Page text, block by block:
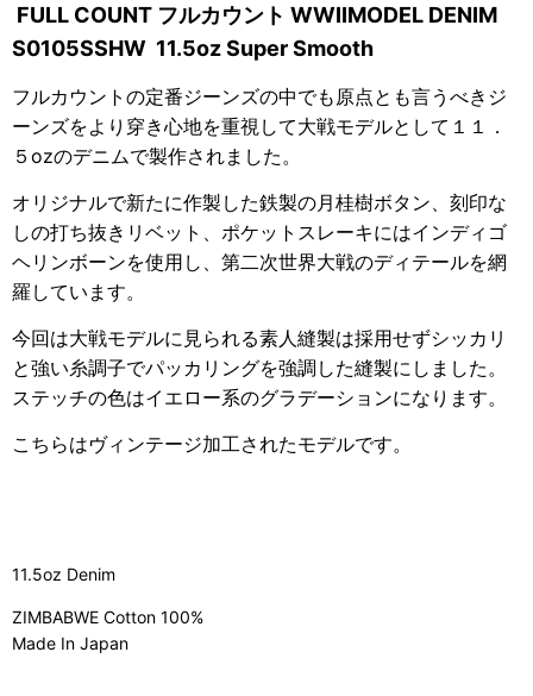
FULL COUNT フルカウント WWIIMODEL DENIM
S0105SSHW 11.5oz Super Smooth
フルカウントの定番ジーンズの中でも原点とも言うべきジ
ーンズをより穿き心地を重視して大戦モデルとして１１．
５ozのデニムで製作されました。
オリジナルで新たに作製した鉄製の月桂樹ボタン、刻印な
しの打ち抜きリベット、ポケットスレーキにはインディゴ
ヘリンボーンを使用し、第二次世界大戦のディテールを網
羅しています。
今回は大戦モデルに見られる素人縫製は採用せずシッカリ
と強い糸調子でパッカリングを強調した縫製にしました。
ステッチの色はイエロー系のグラデーションになります。
こちらはヴィンテージ加工されたモデルです。
11.5oz Denim
ZIMBABWE Cotton 100%
Made In Japan